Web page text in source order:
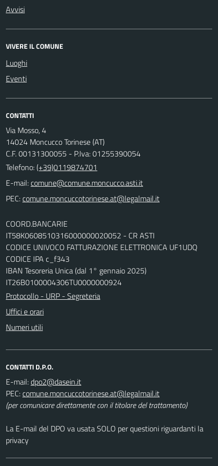
Avvisi
VIVERE IL COMUNE
Luoghi
Eventi
CONTATTI
Via Mosso, 4
14024 Moncucco Torinese (AT)
C.F. 00131300055 - P.Iva: 01255390054
Telefono:(+39)0119874701
E-mail:comune@comune.moncucco.asti.it
PEC:comune.moncuccotorinese.at@legalmail.it
COORD.BANCARIE
IT58K0608510316000000020052 - CR ASTI
CODICE UNIVOCO FATTURAZIONE ELETTRONICA UF1UDQ
CODICE IPA c_f343
IBAN Tesoreria Unica (dal 1° gennaio 2025)
IT26B0100004306TU0000000924
Protocollo - URP - Segreteria
Uffici e orari
Numeri utili
CONTATTI D.P.O.
E-mail:dpo2@dasein.it
PEC:comune.moncuccotorinese.at@legalmail.it
(per comunicare direttamente con il titolare del trattamento)
La E-mail del DPO va usata SOLO per questioni riguardanti la
privacy